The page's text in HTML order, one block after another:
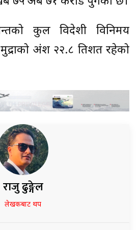
कुल विदेशी विनिमय
अंश २२.८ प्रतिशत रहेको
राजु ढुङ्गेल
लेखकबाट थप